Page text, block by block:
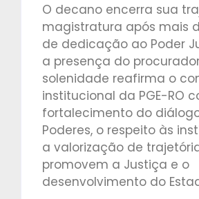
O decano encerra sua
magistratura após mais
de dedicação ao Poder
a presença do
solenidade reafirma o
institucional da PGE-RO
fortalecimento do
Poderes, o respeito às
a valorização de
promovem a Justiça e o
desenvolvimento do